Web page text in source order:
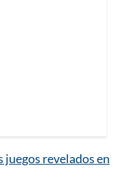
juegos revelados en